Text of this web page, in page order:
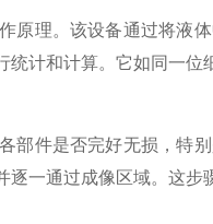
理。该设备通过将液
计和计算。它如同一位
件是否完好无损，特别
一通过成像区域。这步